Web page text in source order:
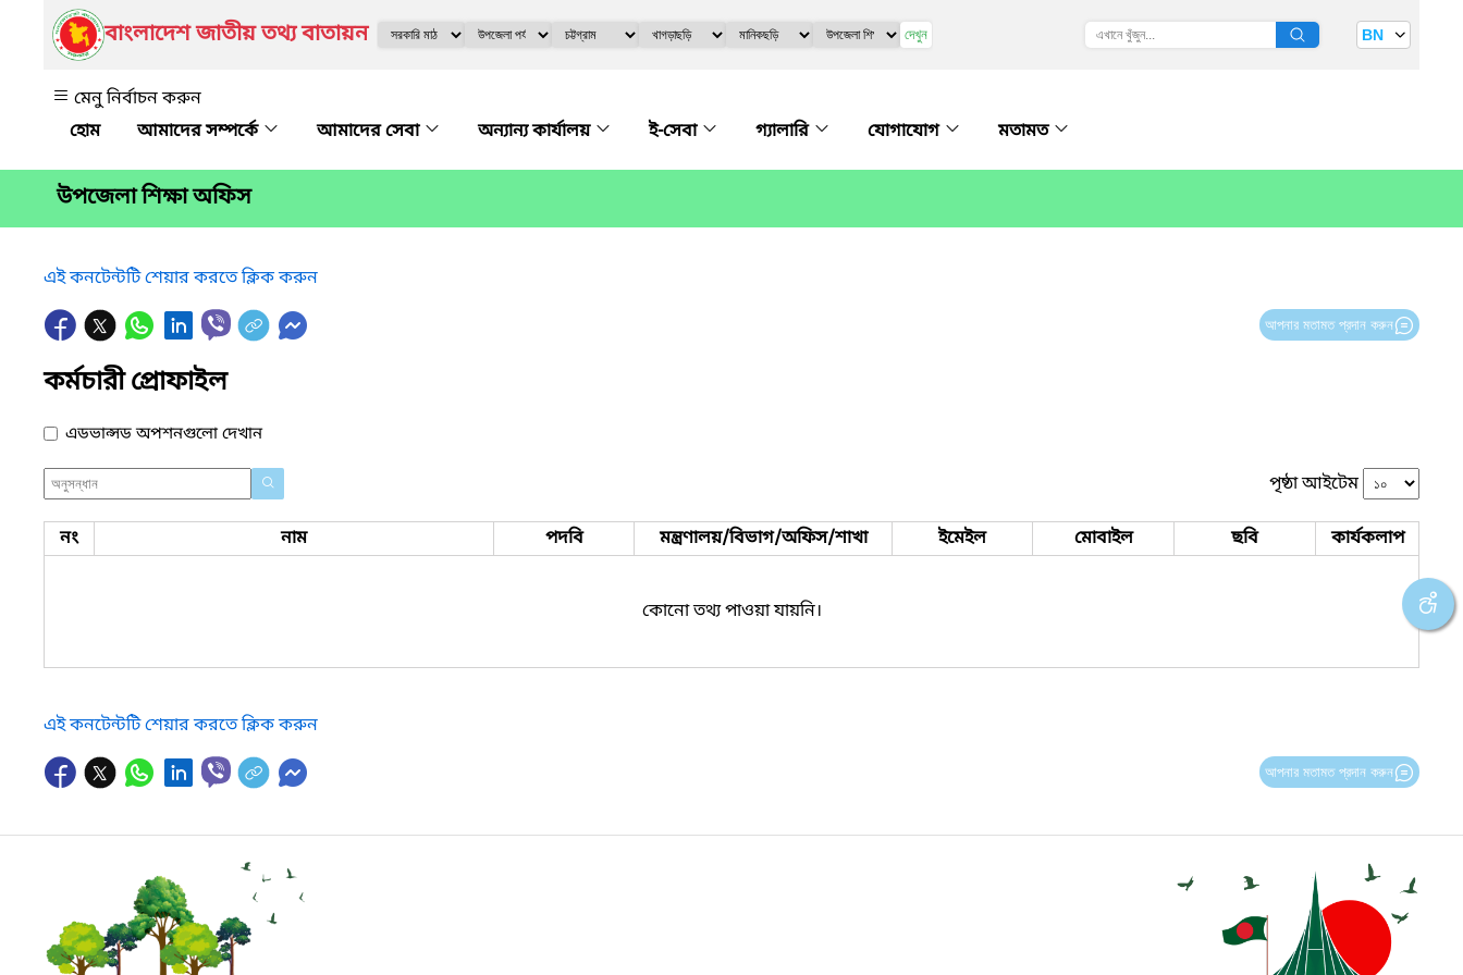
বাংলাদেশ জাতীয় তথ্য বাতায়ন দেখুন BN
মেনু নির্বাচন করুন
আমাদের সম্পর্কে
আমাদের সেবা অন্যান্য কার্যালয় ই-সেবা গ্যালারি যোগাযোগ মতামত
উপজেলা শিক্ষা অফিস
এই কনটেন্টটি শেয়ার করতে ক্লিক করুন
আপনার মতামত প্রদান করুন
কর্মচারী প্রোফাইল
এডভান্সড অপশনগুলো দেখান
পৃষ্ঠা আইটেম
নং নাম পদবি মন্ত্রণালয়/বিভাগ/অফিস/শাখা ইমেইল মোবাইল ছবি কার্যকলাপ
কোনো তথ্য পাওয়া যায়নি।
এই কনটেন্টটি শেয়ার করতে ক্লিক করুন
আপনার মতামত প্রদান করুন